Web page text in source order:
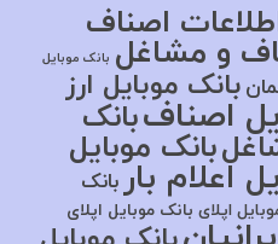
اصناف
و مشاغل بانک موبایل
بانک موبایل ارز
اصنافبانک
بانک موبایل
اعلام بار بانک
اپلای بانک موبایل اپلای